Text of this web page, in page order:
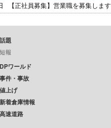
【正社員募集】営業職を募集します
話題
短報
DPワールド
事件・事故
値上げ
新着倉庫情報
高速道路